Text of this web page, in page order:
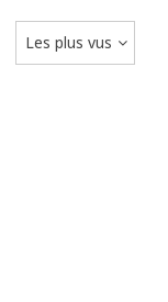
Les plus vus